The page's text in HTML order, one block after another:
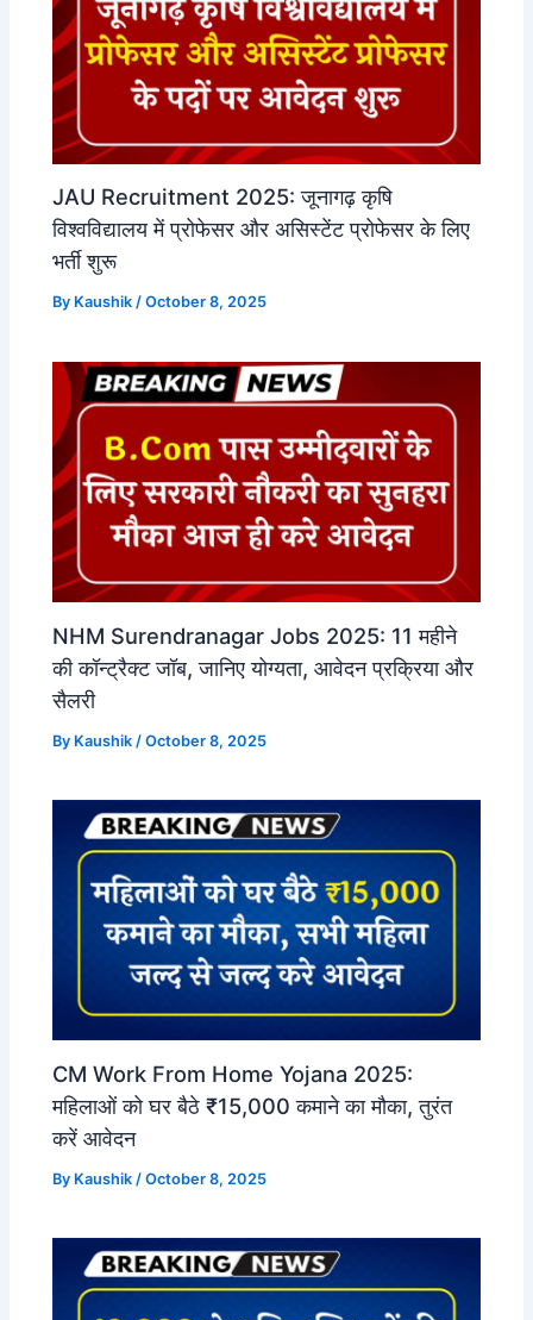
JAU Recruitment 2025: जूनागढ़ कृषि
विश्वविद्यालय में प्रोफेसर और असिस्टेंट प्रोफेसर के लिए
भर्ती शुरू
By Kaushik/October 8, 2025
NHM Surendranagar Jobs 2025: 11 महीने
की कॉन्ट्रैक्ट जॉब, जानिए योग्यता, आवेदन प्रक्रिया और
सैलरी
By Kaushik /October 8, 2025
CM Work From Home Yojana 2025:
महिलाओं को घर बैठे ₹15,000 कमाने का मौका, तुरंत
करें आवेदन
By Kaushik /October 8, 2025